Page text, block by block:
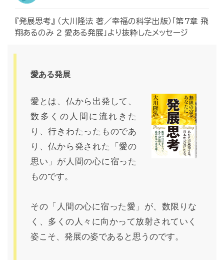
『発展思考』 （大川隆法 著／幸福の科学出版）「第7章 飛
翔あるのみ 2 愛ある発展」より抜粋したメッセージ
愛ある発展
愛とは、仏から出発して、
数多くの人間に流れきた
り、行きわたったものであ
り、仏から発された「愛の
思い」が人間の心に宿った
ものです。
その「人間の心に宿った愛」が、数限りな
く、多くの人々に向かって放射されていく
姿こそ、発展の姿であると思うのです。